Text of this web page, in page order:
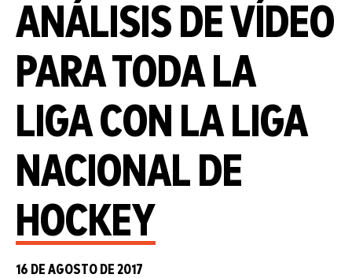
ANÁLISIS DE VÍDEO
PARA TODA LA
LIGA CON LA LIGA
NACIONAL DE
HOCKEY
16 DE AGOSTO DE 2017